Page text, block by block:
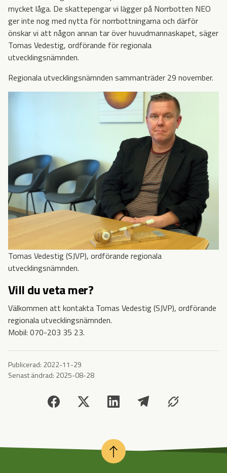
mycket låga. De skattepengar vi lägger på Norrbotten NEO
ger inte nog med nytta för norrbottningarna och därför
önskar vi att någon annan tar över huvudmannaskapet, säger
Tomas Vedestig, ordförande för regionala
utvecklingsnämnden.
Regionala utvecklingsnämnden sammanträder 29 november.
Tomas Vedestig (SJVP), ordförande regionala
utvecklingsnämnden.
Vill du veta mer?
Välkommen att kontakta Tomas Vedestig (SJVP), ordförande
regionala utvecklingsnämnden.
Mobil: 070-203 35 23.
Publicerad: 2022-11-29
Senast ändrad: 2025-08-28